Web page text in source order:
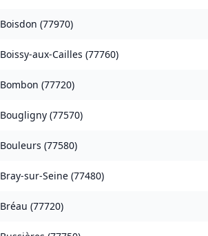
Boisdon (77970)
Boissy-aux-Cailles (77760)
Bombon (77720)
Bougligny (77570)
Bouleurs (77580)
Bray-sur-Seine (77480)
Bréau (77720)